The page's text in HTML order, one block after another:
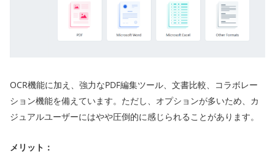
OCR機能に加え、強力なPDF編集ツール、文書比較、コラボレー
ション機能を備えています。ただし、オプションが多いため、カ
ジュアルユーザーにはやや圧倒的に感じられることがあります。
メリット：